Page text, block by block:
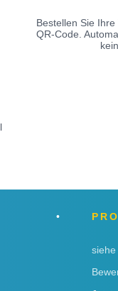
Bestellen Sie
QR-Code.
siehe